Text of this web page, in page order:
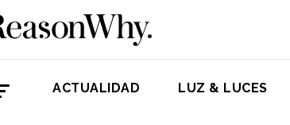
ACTUALIDAD LUZ & LUCES